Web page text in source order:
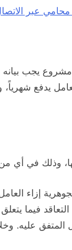
مشروع يجب
العامل يدفع
وذلك في أي من
إزاء
فيما
عليه.